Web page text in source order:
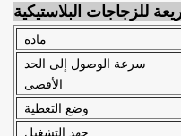
للزجاجات البلاستيكية
مادة
سرعة الوصول إلى الحد
الأقصى
وضع التغطية
جهد التشغيل